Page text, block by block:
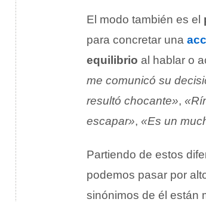
El modo también es el
para concretar una
equilibrio al hablar o
me comunicó su
resultó chocante»,
escapar», «Es un
Partiendo de estos
podemos pasar por
sinónimos de él están